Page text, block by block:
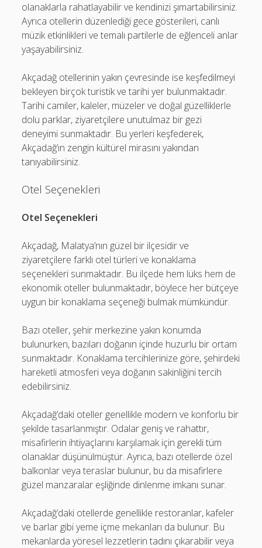
olanaklarla rahatlayabilir ve kendinizi şımartabilirsiniz.
Ayrıca otellerin düzenlediği gece gösterileri, canlı
müzik etkinlikleri ve temalı partilerle de eğlenceli anlar
yaşayabilirsiniz.
Akçadağ otellerinin yakın çevresinde ise keşfedilmeyi
bekleyen birçok turistik ve tarihi yer bulunmaktadır.
Tarihi camiler, kaleler, müzeler ve doğal güzelliklerle
dolu parklar, ziyaretçilere unutulmaz bir gezi
deneyimi sunmaktadır. Bu yerleri keşfederek,
Akçadağ’ın zengin kültürel mirasını yakından
tanıyabilirsiniz.
Otel Seçenekleri
Otel Seçenekleri
Akçadağ, Malatya’nın güzel bir ilçesidir ve
ziyaretçilere farklı otel türleri ve konaklama
seçenekleri sunmaktadır. Bu ilçede hem lüks hem de
ekonomik oteller bulunmaktadır, böylece her bütçeye
uygun bir konaklama seçeneği bulmak mümkündür.
Bazı oteller, şehir merkezine yakın konumda
bulunurken, bazıları doğanın içinde huzurlu bir ortam
sunmaktadır. Konaklama tercihlerinize göre, şehirdeki
hareketli atmosferi veya doğanın sakinliğini tercih
edebilirsiniz.
Akçadağ’daki oteller genellikle modern ve konforlu bir
şekilde tasarlanmıştır. Odalar geniş ve rahattır,
misafirlerin ihtiyaçlarını karşılamak için gerekli tüm
olanaklar düşünülmüştür. Ayrıca, bazı otellerde özel
balkonlar veya teraslar bulunur, bu da misafirlere
güzel manzaralar eşliğinde dinlenme imkanı sunar.
Akçadağ’daki otellerde genellikle restoranlar, kafeler
ve barlar gibi yeme içme mekanları da bulunur. Bu
mekanlarda yöresel lezzetlerin tadını çıkarabilir veya